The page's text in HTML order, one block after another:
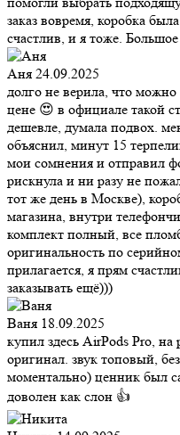
заказ вовремя, коробка
счастлив, и я тоже.
Аня 24.09.2025
долго не верила, что можно
цене 😍 в официале такой
дешевле, думала подвох.
объяснил, минут 15
мои сомнения и отправил
рискнула и ни разу не
тот же день в Москве),
магазина, внутри
комплект полный, все
оригинальность по
прилагается, я прям
заказывать ещё)))
Ваня 18.09.2025
купил здесь AirPods Pro, на
оригинал. звук топовый,
моментально) ценник был
доволен как слон 👍